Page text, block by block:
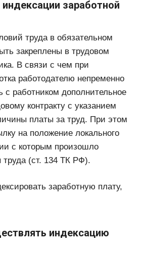
заработной
труда в обязательном
закреплены в трудовом
В связи с чем при
работодателю непременно
с работником дополнительное
контракту с указанием
платы за труд. При этом
на положение локального
с которым произошло
труда (ст. 134 ТК РФ).
заработную плату,
индексацию